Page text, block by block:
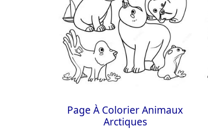
Page À Colorier Animaux
Arctiques